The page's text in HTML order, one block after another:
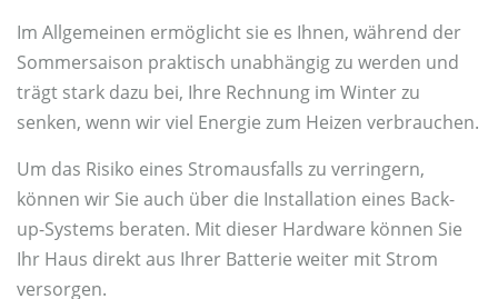
Im Allgemeinen ermöglicht sie es Ihnen, während der
Sommersaison praktisch unabhängig zu werden und
trägt stark dazu bei, Ihre Rechnung im Winter zu
senken, wenn wir viel Energie zum Heizen verbrauchen.
Um das Risiko eines Stromausfalls zu verringern,
können wir Sie auch über die Installation eines Back-
up-Systems beraten. Mit dieser Hardware können Sie
Ihr Haus direkt aus Ihrer Batterie weiter mit Strom
versorgen.